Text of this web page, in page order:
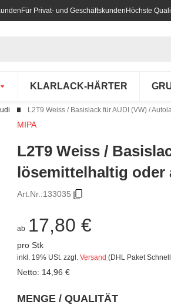
Für Privat- und Geschäftskunden Höchste
KLARLACK-HÄRTER
L2T9 Weiss / Basislack für AUDI (VW) /
MIPA
L2T9 Weiss /
lösemittelhaltig oder
Art.Nr.:133035
ab 17,80 €
pro Stk
inkl. 19% USt. zzgl. Versand (DHL Paket
Netto: 14,96 €
MENGE / QUALITÄT